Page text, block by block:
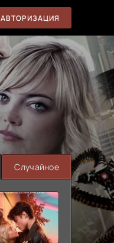
АВТОРИЗАЦИЯ
Случайное